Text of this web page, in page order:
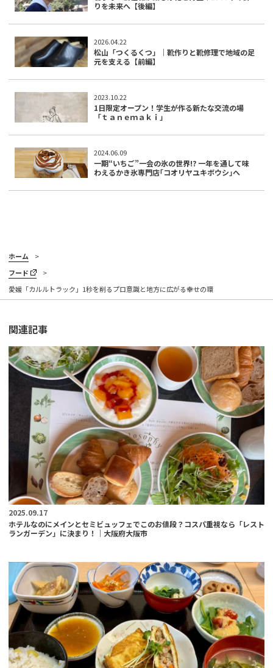
りを未来へ【後編】
2026.04.22
松山「つくるくつ」｜靴作りと靴修理で地域の足
元を支える【前編】
2023.10.22
1日限定オープン！学生が作る新たな交流の場
「ｔａｎｅｍａｋｉ」
2024.06.09
一期“いちご”一会の氷の世界!? 一年を通して味
わえるかき氷専門店｢コオリヤユキボウシ｣へ
ホーム
フード
愛媛「カルルトラック」1秒を削るプロ意識と地方に広がる幸せの環
関連記事
2025.09.17
ホテルなのにメインとセミビュッフェでこのお値段？コスパ重視なら「レスト
ランガーデン」に決まり！｜大阪府大阪市